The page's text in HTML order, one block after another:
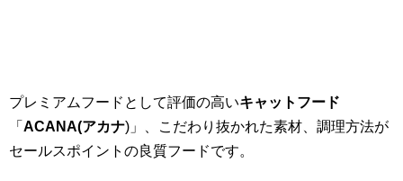
プレミアムフードとして評価の高いキャットフード
「 ACANA(アカナ)」、こだわり抜かれた素材、調理方法が
セールスポイントの良質フードです。